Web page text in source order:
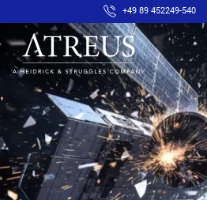
+49 89 452249-540